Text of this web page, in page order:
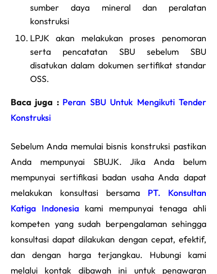
sumber daya mineral dan peralatan
konstruksi
LPJK akan melakukan proses penomoran
serta pencatatan SBU sebelum SBU
disatukan dalam dokumen sertifikat standar
OSS.
Baca juga : Peran SBU Untuk Mengikuti Tender
Konstruksi
Sebelum Anda memulai bisnis konstruksi pastikan
Anda mempunyai SBUJK. Jika Anda belum
mempunyai sertifikasi badan usaha Anda dapat
melakukan konsultasi bersama PT. Konsultan
Katiga Indonesia kami mempunyai tenaga ahli
kompeten yang sudah berpengalaman sehingga
konsultasi dapat dilakukan dengan cepat, efektif,
dan dengan harga terjangkau. Hubungi kami
melalui kontak dibawah ini untuk penawaran